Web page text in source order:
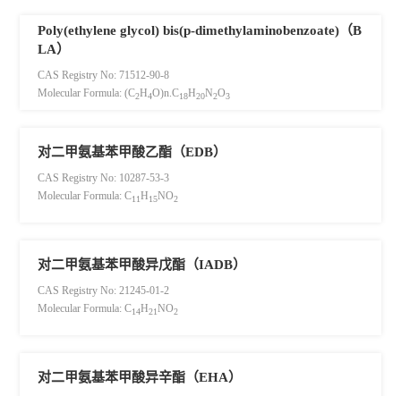
Poly(ethylene glycol) bis(p-dimethylaminobenzoate)（B
LA）
CAS Registry No: 71512-90-8
Molecular Formula: (C2H4O)n.C18H20N2O3
对二甲氨基苯甲酸乙酯（EDB）
CAS Registry No: 10287-53-3
Molecular Formula: C11H15NO2
对二甲氨基苯甲酸异戊酯（IADB）
CAS Registry No: 21245-01-2
Molecular Formula: C14H21NO2
对二甲氨基苯甲酸异辛酯（EHA）